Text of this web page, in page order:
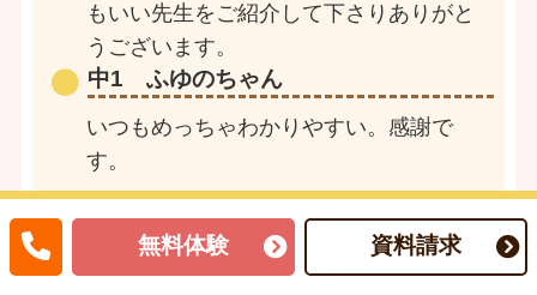
もいい先生をご紹介して下さりありがと
うございます。
中1 ふゆのちゃん
いつもめっちゃわかりやすい。感謝で
す。
無料体験 資料請求